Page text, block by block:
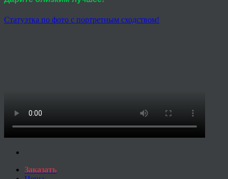
Статуэтка по фото с портретным сходством!
Заказать